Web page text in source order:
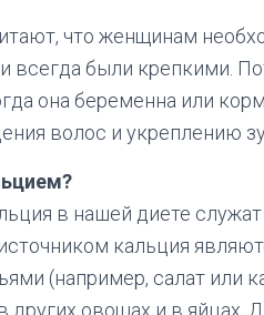
что женщинам
всегда были крепкими.
она беременна или
волос и укреплению
в нашей диете
кальция
(например, салат или
других овощах и в яйцах.